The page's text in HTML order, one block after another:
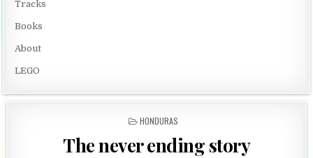
Tracks
Books
About
LEGO
POSTED IN
HONDURAS
The never ending story